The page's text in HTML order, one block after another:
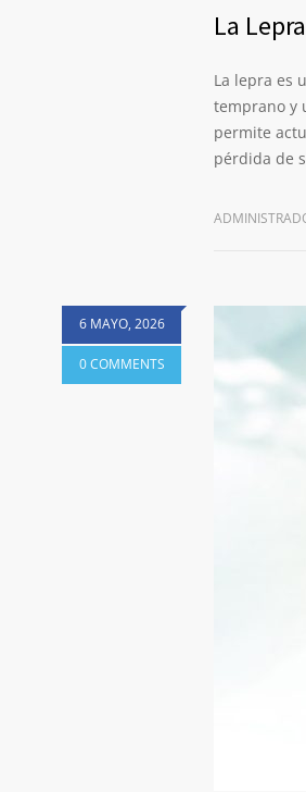
La
La lepra es
temprano y
permite
pérdida de
6 MAYO, 2026
0 COMMENTS